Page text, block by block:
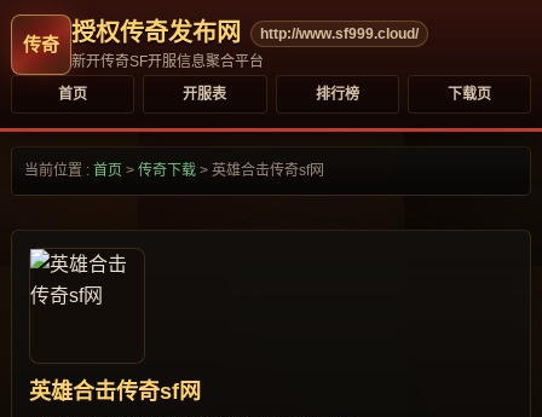
授权传奇发布网
http://www.sf999.cloud/
新开传奇SF开服信息聚合平台
首页
开服表 排行榜 下载页
当前位置 : 首页 > 传奇下载 > 英雄合击传奇sf网
英雄合击传奇sf网